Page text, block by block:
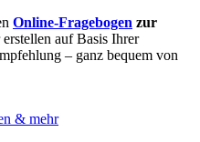
Online-Fragebogen zur
auf Basis Ihrer
– ganz bequem von
& mehr